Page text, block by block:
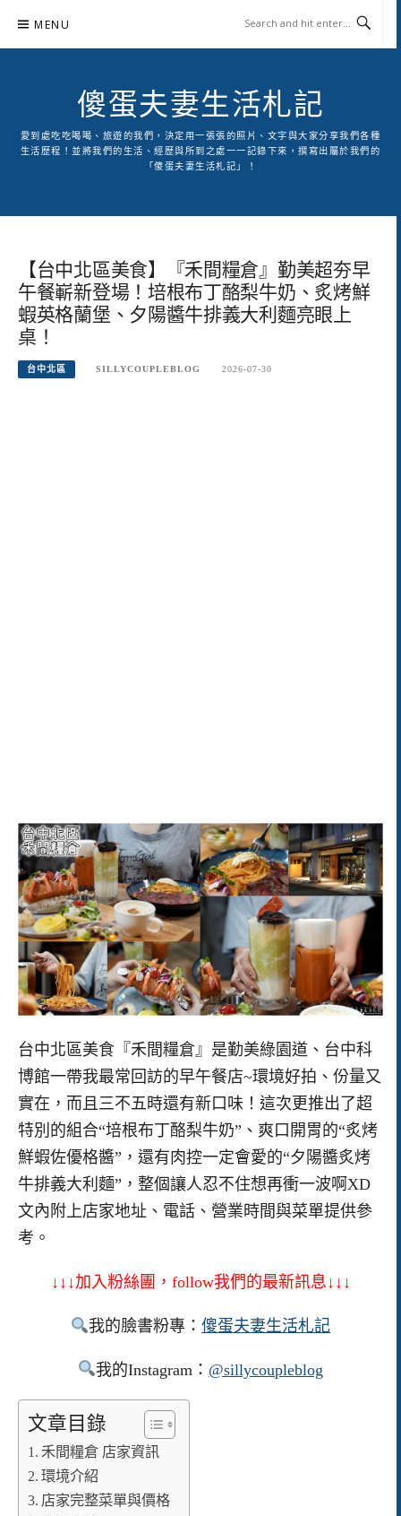
content
MENU
傻蛋夫妻生活札記
愛到處吃吃喝喝、旅遊的我們，決定用一張張的照片、文字與大家分享我們各種
生活歷程！並將我們的生活、經歷與所到之處一一記錄下來，撰寫出屬於我們的
「傻蛋夫妻生活札記」！
【台中北區美食】『禾間糧倉』勤美超夯早
午餐嶄新登場！培根布丁酪梨牛奶、炙烤鮮
蝦英格蘭堡、夕陽醬牛排義大利麵亮眼上
桌！
台中北區 SILLYCOUPLEBLOG 2026-07-30
台中北區美食『禾間糧倉』是勤美綠園道、台中科
博館一帶我最常回訪的早午餐店~環境好拍、份量又
實在，而且三不五時還有新口味！這次更推出了超
特別的組合“培根布丁酪梨牛奶”、爽口開胃的“炙烤
鮮蝦佐優格醬”，還有肉控一定會愛的“夕陽醬炙烤
牛排義大利麵”，整個讓人忍不住想再衝一波啊XD
文內附上店家地址、電話、營業時間與菜單提供參
考。
↓↓↓加入粉絲團，follow我們的最新訊息↓↓↓
我的臉書粉專：傻蛋夫妻生活札記
我的Instagram： @sillycoupleblog
文章目錄
禾間糧倉 店家資訊
環境介紹
店家完整菜單與價格